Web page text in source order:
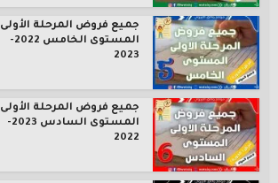
جميع فروض المرحلة الأولى
المستوى الخامس 2022-
2023
جميع فروض المرحلة الأولى
المستوى السادس 2023-
2022